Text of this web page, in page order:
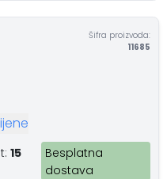
Šifra proizvoda:
11685
15
Besplatna
dostava